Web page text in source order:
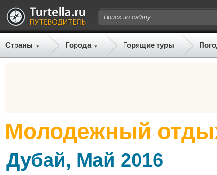
Страны Города Горящие туры
Молодежный
Дубай, Май 2016